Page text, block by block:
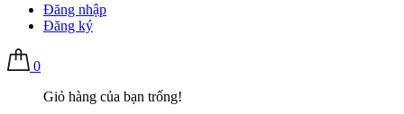
Đăng nhập
Đăng ký
0
Giỏ hàng của bạn trống!